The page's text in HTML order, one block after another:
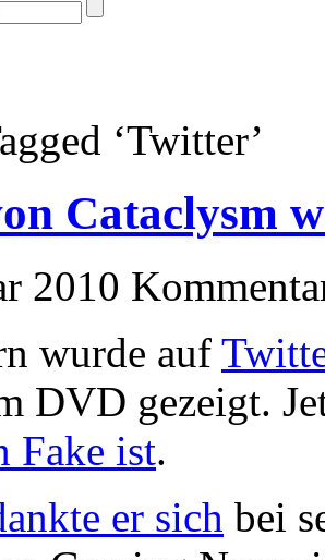
‘Twitter’
Cataclysm
2010
wurde auf
DVD gezeigt.
Fake ist.
er sich bei